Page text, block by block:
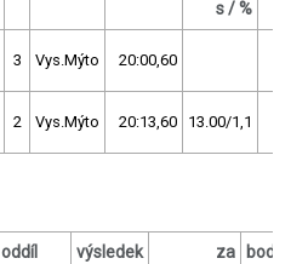
s / %
3 Vys.Mýto 20:00,60
2 Vys.Mýto 20:13,60 13.00/1,1
oddíl výsledek
za
body